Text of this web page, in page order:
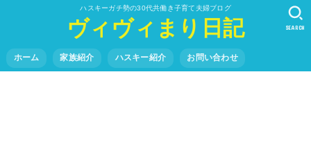
ハスキーガチ勢の30代共働き子育て夫婦ブログ
ヴィヴィまり日記
ホーム 家族紹介 ハスキー紹介 お問い合わせ
SEARCH